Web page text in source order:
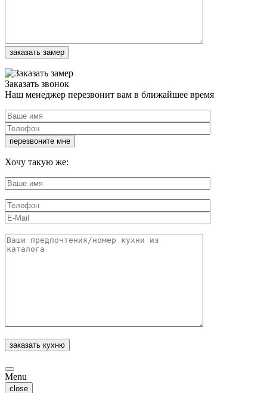
Заказать звонок
Наш менеджер перезвонит вам в ближайшее время
Хочу такую же:
Menu
close